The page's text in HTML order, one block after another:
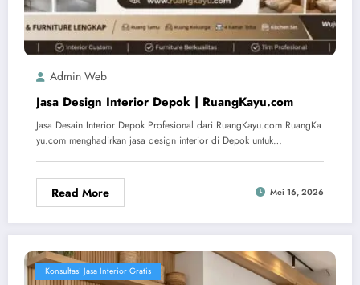
Admin Web
Jasa Design Interior Depok | RuangKayu.com
Jasa Desain Interior Depok Profesional dari RuangKayu.com RuangKa
yu.com menghadirkan jasa design interior di Depok untuk…
Read More Mei 16, 2026
Konsultasi Jasa Interior Gratis